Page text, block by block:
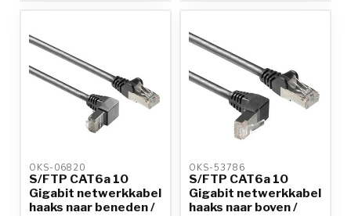
OKS-06820
S/FTP CAT6a 10
Gigabit netwerkkabel
haaks naar beneden /
OKS-53786
S/FTP CAT6a 10
Gigabit netwerkkabel
haaks naar boven /